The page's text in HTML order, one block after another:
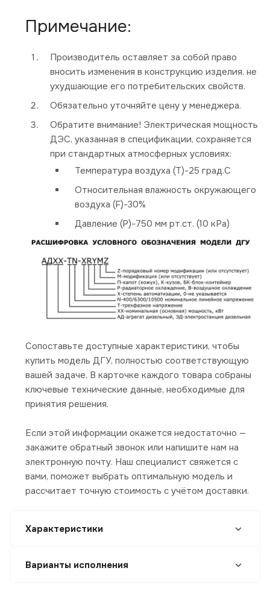
Примечание:
Производитель оставляет за собой право
вносить изменения в конструкцию изделия, не
ухудшающие его потребительских свойств.
Обязательно уточняйте цену у менеджера.
Обратите внимание! Электрическая мощность
ДЭС, указанная в спецификации, сохраняется
при стандартных атмосферных условиях:
Температура воздуха (Т)-25 град.С
Относительная влажность окружающего
воздуха (F)-30%
Давление (P)-750 мм рт.ст. (10 кРа)
Сопоставьте доступные характеристики, чтобы
купить модель ДГУ, полностью соответствующую
вашей задаче. В карточке каждого товара собраны
ключевые технические данные, необходимые для
принятия решения.
Если этой информации окажется недостаточно —
закажите обратный звонок или напишите нам на
электронную почту. Наш специалист свяжется с
вами, поможет выбрать оптимальную модель и
рассчитает точную стоимость с учётом доставки.
Характеристики
Варианты исполнения